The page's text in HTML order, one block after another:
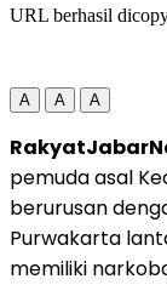
URL berhasil
A A A
pemuda asal
berurusan
Purwakarta
memiliki